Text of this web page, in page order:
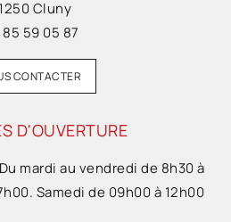
Cluny
85 59 05 87
CONTACTER
D'OUVERTURE
mardi au vendredi de 8h30 à
Samedi de 09h00 à 12h00